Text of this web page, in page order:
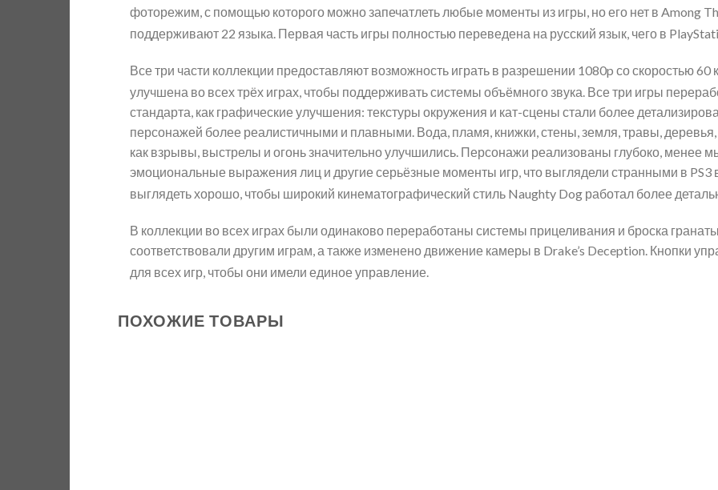
фоторежим, с помощью которого можно запечатлеть любые моменты из игры, но его нет в Among
поддерживают 22 языка. Первая часть игры полностью переведена на русский язык, чего в
Все три части коллекции предоставляют возможность играть в разрешении 1080p со скоростью
улучшена во всех трёх играх, чтобы поддерживать системы объёмного звука. Все три игры
стандарта, как графические улучшения: текстуры окружения и кат-сцены стали более
персонажей более реалистичными и плавными. Вода, пламя, книжки, стены, земля, травы,
как взрывы, выстрелы и огонь значительно улучшились. Персонажи реализованы глубоко, менее
эмоциональные выражения лиц и другие серьёзные моменты игр, что выглядели странными в PS3
выглядеть хорошо, чтобы широкий кинематографический стиль Naughty Dog работал более
В коллекции во всех играх были одинаково переработаны системы прицеливания и броска
соответствовали другим играм, а также изменено движение камеры в Drake’s Deception. Кнопки
для всех игр, чтобы они имели единое управление.
ПОХОЖИЕ ТОВАРЫ